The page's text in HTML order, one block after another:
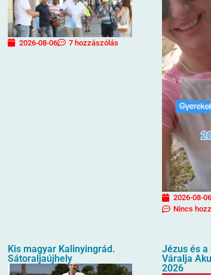
2026-08-06 7 hozzászólás
2026-08-06
Nincs
Kis magyar Kalinyingrád.
Sátoraljaújhely
Jézus és a
Váralja
2026